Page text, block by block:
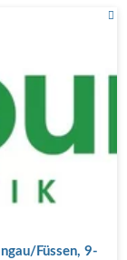
Füssen, 9-